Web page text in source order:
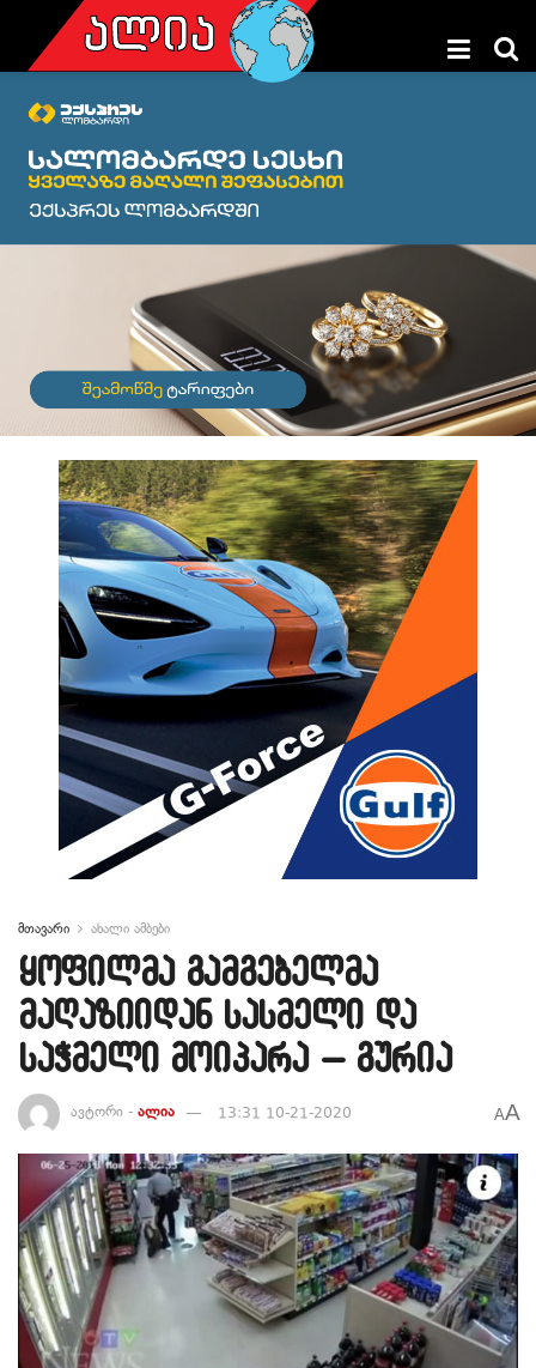
მთავარი ახალი ამბები
ყოფილმა გამგებელმა
მაღაზიიდან სასმელი და
საჭმელი მოიპარა – გურია
ავტორი - ალია 13:31 10-21-2020 AA